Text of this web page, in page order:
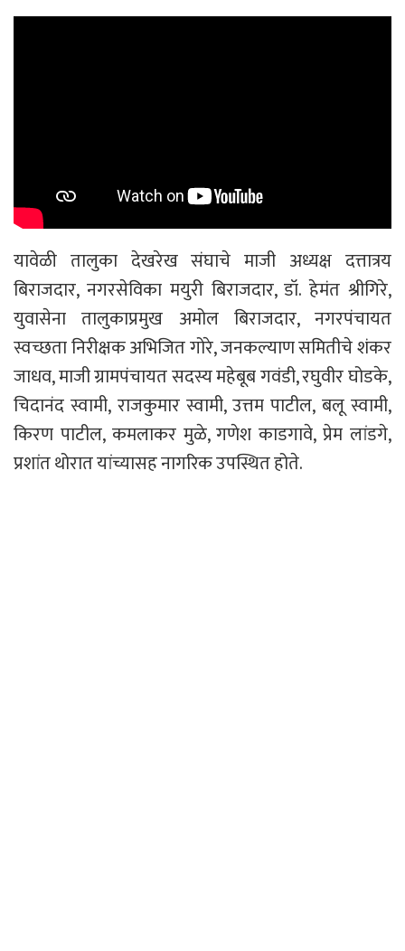
यावेळी तालुका देखरेख संघाचे माजी अध्यक्ष दत्तात्रय
बिराजदार, नगरसेविका मयुरी बिराजदार, डॉ. हेमंत श्रीगिरे,
युवासेना तालुकाप्रमुख अमोल बिराजदार, नगरपंचायत
स्वच्छता निरीक्षक अभिजित गोरे, जनकल्याण समितीचे शंकर
जाधव, माजी ग्रामपंचायत सदस्य महेबूब गवंडी, रघुवीर घोडके,
चिदानंद स्वामी, राजकुमार स्वामी, उत्तम पाटील, बलू स्वामी,
किरण पाटील, कमलाकर मुळे, गणेश काडगावे, प्रेम लांडगे,
प्रशांत थोरात यांच्यासह नागरिक उपस्थित होते.